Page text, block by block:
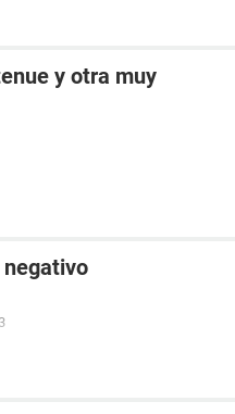
y otra muy